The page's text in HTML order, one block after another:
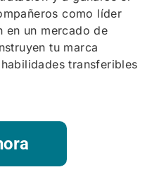
como líder
en un mercado de
tu marca
transferibles